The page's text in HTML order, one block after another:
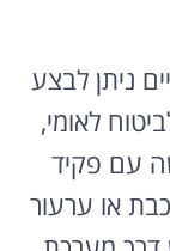
ניתן לבצע
לאומי,
עם פקיד
או ערעור